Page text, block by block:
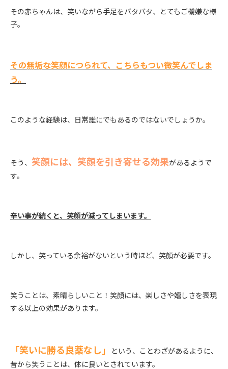
その赤ちゃんは、笑いながら手足をバタバタ、とてもご機嫌な様
子。
その無垢な笑顔につられて、こちらもつい微笑んでしま
う。
このような経験は、日常誰にでもあるのではないでしょうか。
そう、 笑顔には、笑顔を引き寄せる効果があるようで
す。
辛い事が続くと、笑顔が減ってしまいます。
しかし、笑っている余裕がないという時ほど、笑顔が必要です。
笑うことは、素晴らしいこと！笑顔には、楽しさや嬉しさを表現
する以上の効果があります。
「笑いに勝る良薬なし」
という、ことわざがあるように、
昔から笑うことは、体に良いとされています。